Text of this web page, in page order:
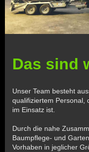
Das sind
Unser Team besteht
qualifiziertem Personal,
im Einsatz ist.
Durch die nahe
Baumpflege- und
Vorhaben in jeglicher